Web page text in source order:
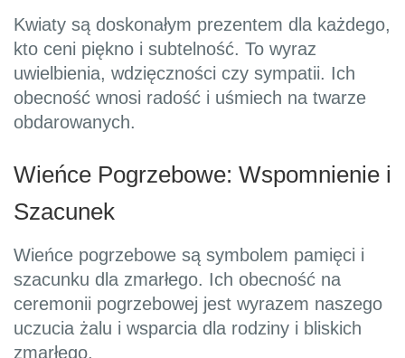
Kwiaty są doskonałym prezentem dla każdego,
kto ceni piękno i subtelność. To wyraz
uwielbienia, wdzięczności czy sympatii. Ich
obecność wnosi radość i uśmiech na twarze
obdarowanych.
Wieńce Pogrzebowe: Wspomnienie i
Szacunek
Wieńce pogrzebowe są symbolem pamięci i
szacunku dla zmarłego. Ich obecność na
ceremonii pogrzebowej jest wyrazem naszego
uczucia żalu i wsparcia dla rodziny i bliskich
zmarłego.